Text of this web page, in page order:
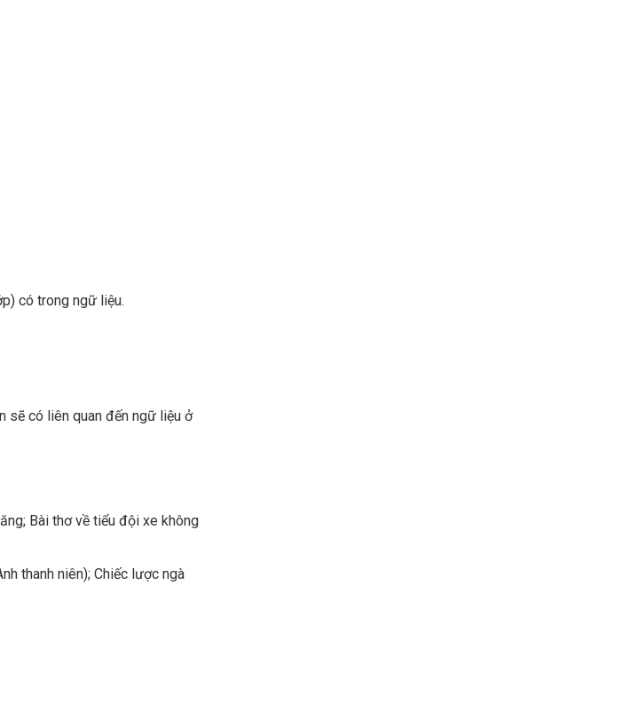
có trong ngữ liệu.
sẽ có liên quan đến ngữ liệu ở
Bài thơ về tiểu đội xe không
thanh niên); Chiếc lược ngà